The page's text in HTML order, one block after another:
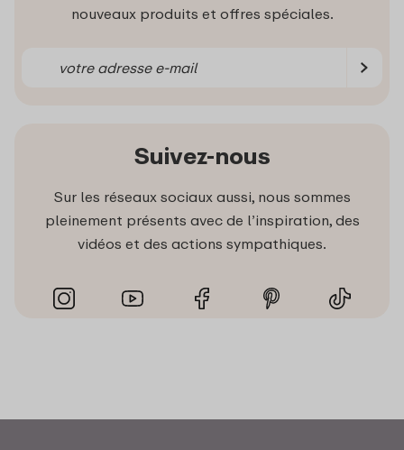
nouveaux produits et offres spéciales.
Suivez-nous
Sur les réseaux sociaux aussi, nous sommes
pleinement présents avec de l’inspiration, des
vidéos et des actions sympathiques.